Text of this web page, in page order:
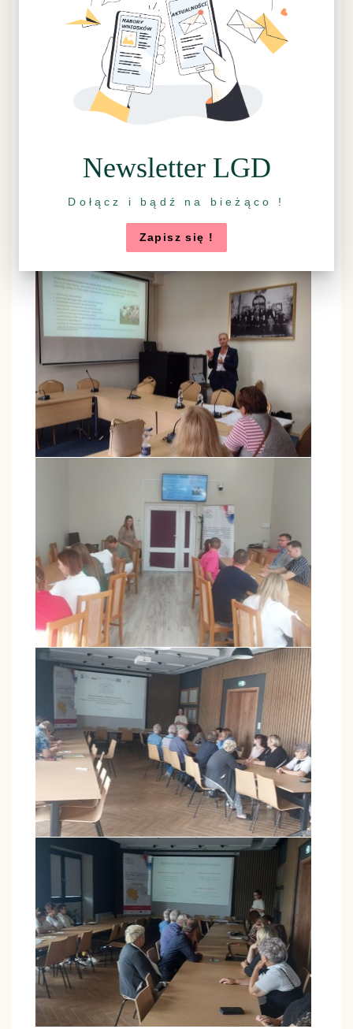
Newsletter LGD
Dołącz i bądź na bieżąco !
Zapisz się !